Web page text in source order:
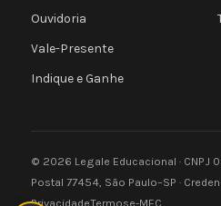
Ouvidoria
Vale-Presente
Indique e Ganhe
© 2026 Legale Educacional · CNPJ
Postal 77454, São Paulo–SP ·
PrivacidadeTermose-MEC